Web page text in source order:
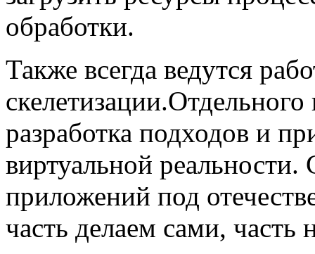
обработки.
Также всегда ведутся
разработка подходов и
виртуальной реальности.
приложений под
часть делаем сами,